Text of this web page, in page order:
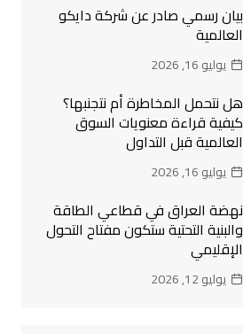
بيان رسمي صادر عن شركة دايكو
العالمية
يوليو 16, 2026
هل نتحمل المخاطرة أم نتجنبها؟
كيفية قراءة معنويات السوق
العالمية قبل التداول
يوليو 16, 2026
نهضة العراق في قطاعي الطاقة
والبنية التحتية ستكون مفتاح التحول
الإقليمي
يوليو 12, 2026